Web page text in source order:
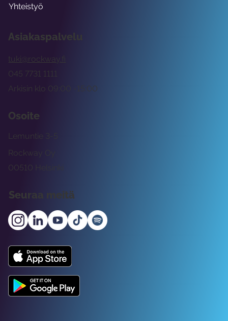
Asiakaspalvelu
tuki@rockway.fi
Arkisin klo 09:00 -15:00
045 7731 1111
Osoite
Rockway Oy
Lemuntie 3-5
00510 Helsinki
Seuraa meitä
Yhteistyö